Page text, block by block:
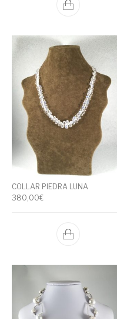
COLLAR PIEDRA LUNA
380,00€